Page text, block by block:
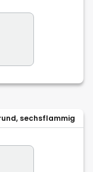
sechsflammig